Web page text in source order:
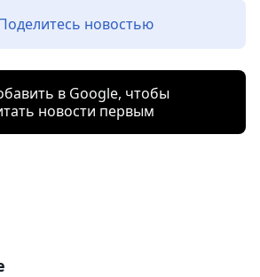
новостью
в Google, чтобы
новости первым